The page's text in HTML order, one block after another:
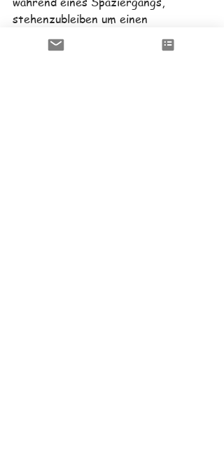
stehenzubleiben um einen
Spaziergang mit Hund zu
beobachten…